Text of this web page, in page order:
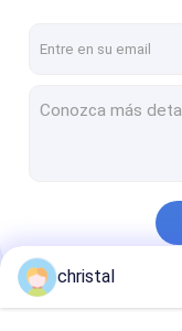
Nuestras
christal